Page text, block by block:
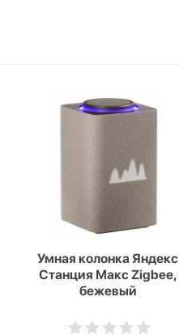
Умная колонка Яндекс
Станция Макс Zigbee,
бежевый